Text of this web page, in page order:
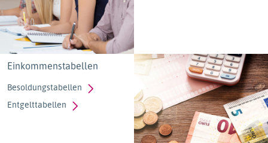
Einkommenstabellen
Besoldungstabellen
Entgelttabellen